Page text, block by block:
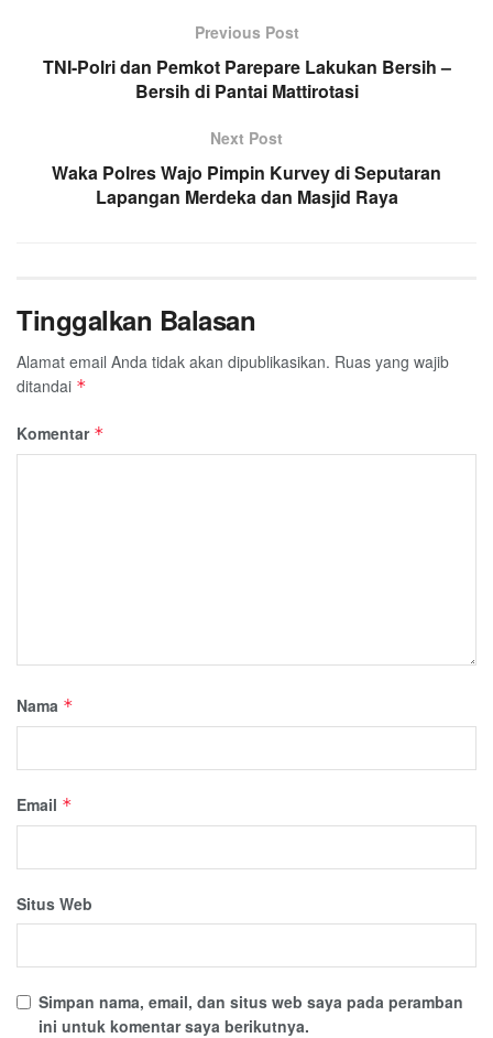
Previous Post
TNI-Polri dan Pemkot Parepare Lakukan Bersih –
Bersih di Pantai Mattirotasi
Next Post
Waka Polres Wajo Pimpin Kurvey di Seputaran
Lapangan Merdeka dan Masjid Raya
Tinggalkan Balasan
Alamat email Anda tidak akan dipublikasikan. Ruas yang wajib
ditandai *
Komentar *
Nama *
Email *
Situs Web
Simpan nama, email, dan situs web saya pada peramban
ini untuk komentar saya berikutnya.